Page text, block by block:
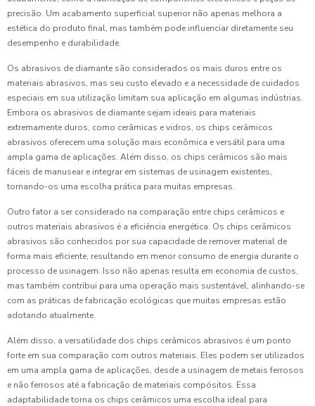
precisão. Um acabamento superficial superior não apenas melhora a
estética do produto final, mas também pode influenciar diretamente seu
desempenho e durabilidade.
Os abrasivos de diamante são considerados os mais duros entre os
materiais abrasivos, mas seu custo elevado e a necessidade de cuidados
especiais em sua utilização limitam sua aplicação em algumas indústrias.
Embora os abrasivos de diamante sejam ideais para materiais
extremamente duros, como cerâmicas e vidros, os chips cerâmicos
abrasivos oferecem uma solução mais econômica e versátil para uma
ampla gama de aplicações. Além disso, os chips cerâmicos são mais
fáceis de manusear e integrar em sistemas de usinagem existentes,
tornando-os uma escolha prática para muitas empresas.
Outro fator a ser considerado na comparação entre chips cerâmicos e
outros materiais abrasivos é a eficiência energética. Os chips cerâmicos
abrasivos são conhecidos por sua capacidade de remover material de
forma mais eficiente, resultando em menor consumo de energia durante o
processo de usinagem. Isso não apenas resulta em economia de custos,
mas também contribui para uma operação mais sustentável, alinhando-se
com as práticas de fabricação ecológicas que muitas empresas estão
adotando atualmente.
Além disso, a versatilidade dos chips cerâmicos abrasivos é um ponto
forte em sua comparação com outros materiais. Eles podem ser utilizados
em uma ampla gama de aplicações, desde a usinagem de metais ferrosos
e não ferrosos até a fabricação de materiais compósitos. Essa
adaptabilidade torna os chips cerâmicos uma escolha ideal para